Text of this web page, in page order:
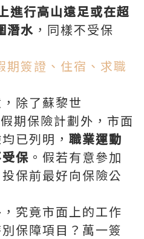
進行高山遠足或在超
潛水 ，同樣不受保
簽證、住宿、求職
除了蘇黎世
期保險計劃外，市面
已列明， 職業運動
保 。假若有意參加
保前最好向保險公
究竟市面上的工作
保障項目？萬一簽